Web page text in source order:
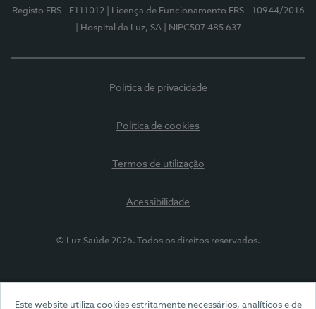
Este website utiliza cookies estritamente necessários, analíticos e de
Registo ERS - E111012
| Licença de Funcionamento ERS - 10944/2016
| Hospital da Luz, SA
| NIPC507 485 637
Política de privacidade
Política de cookies
Termos de utilização
Acessibilidade
© Luz Saúde 2026. Todos os direitos reservados.